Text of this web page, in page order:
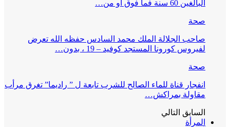
البالغين 60 سنة فما فوق أو من…
صحة
صاحب الجلالة الملك محمد السادس حفظه الله تعرض
لفيروس كورونا المستجد كوفيد – 19 ، بدون…
صحة
انفجار قناة للماء الصالح للشرب تابعة ل ” راديما” تغرق مرأب
مقاولة بمراكش…
السابق التالي
المرأة